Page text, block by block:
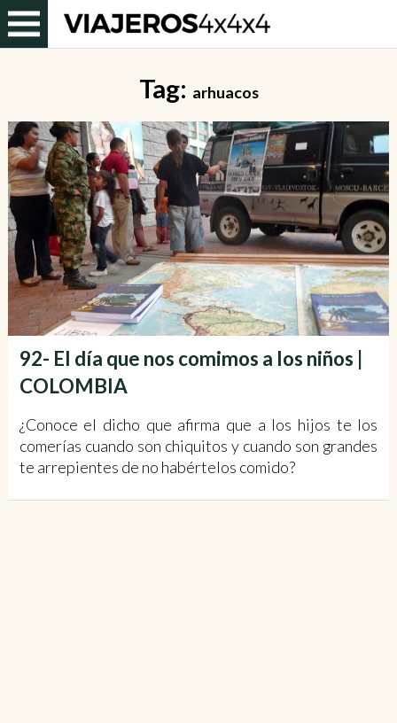
Tag: arhuacos
92- El día que nos comimos a los niños |
COLOMBIA
¿Conoce el dicho que afirma que a los hijos te los
comerías cuando son chiquitos y cuando son grandes
te arrepientes de no habértelos comido?